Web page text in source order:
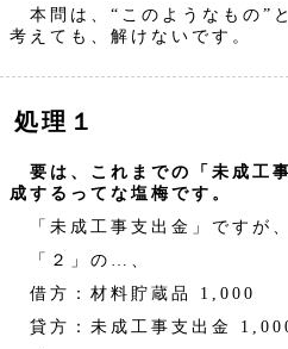
本問は、“このようなもの”
考えても、解けないです。
処理１
要は、これまでの「未成工
成するってな塩梅です。
「未成工事支出金」ですが
「２」の…、
借方：材料貯蔵品 1,000
貸方：未成工事支出金